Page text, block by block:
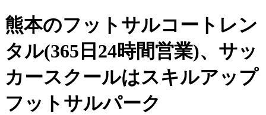
熊本のフットサルコートレン
タル(365日24時間営業)、 サッ
カースクールはスキルアップ
フットサルパーク